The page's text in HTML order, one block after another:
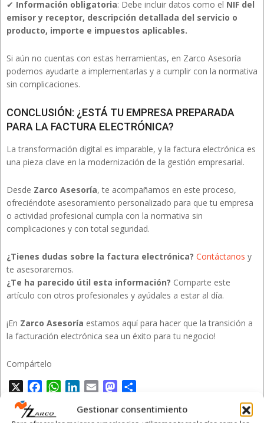
Gestionar consentimiento
✔ Información obligatoria: Debe incluir datos como el NIF del
emisor y receptor, descripción detallada del servicio o
producto, importe e impuestos aplicables.
Si aún no cuentas con estas herramientas, en Zarco Asesoría
podemos ayudarte a implementarlas y a cumplir con la normativa
sin complicaciones.
CONCLUSIÓN: ¿ESTÁ TU EMPRESA PREPARADA
PARA LA FACTURA ELECTRÓNICA?
La transformación digital es imparable, y la factura electrónica es
una pieza clave en la modernización de la gestión empresarial.
Desde Zarco Asesoría, te acompañamos en este proceso,
ofreciéndote asesoramiento personalizado para que tu empresa
o actividad profesional cumpla con la normativa sin
complicaciones y con total seguridad.
¿Tienes dudas sobre la factura electrónica? Contáctanos y
te asesoraremos.
¿Te ha parecido útil esta información? Comparte este
artículo con otros profesionales y ayúdales a estar al día.
¡En Zarco Asesoría estamos aquí para hacer que la transición a
la facturación electrónica sea un éxito para tu negocio!
Compártelo
FacebookWhatsApp
LinkedIn
Email Mastodon
Publicaciones Relacionadas: